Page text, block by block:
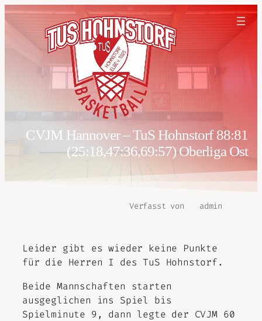
CVJM Hannover – TuS Hohnstorf 88:81
(25:18,47:36,69:57) Oberliga Ost
Verfasst von admin
Leider gibt es wieder keine Punkte
für die Herren I des TuS Hohnstorf.
Beide Mannschaften starten
ausgeglichen ins Spiel bis
Spielminute 9, dann legte der CVJM 60